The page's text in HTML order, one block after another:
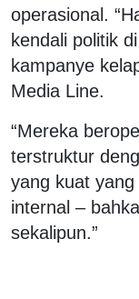
operasional.
kendali politik
kampanye
Media Line.
“Mereka
terstruktur
yang kuat
internal –
sekalipun.”